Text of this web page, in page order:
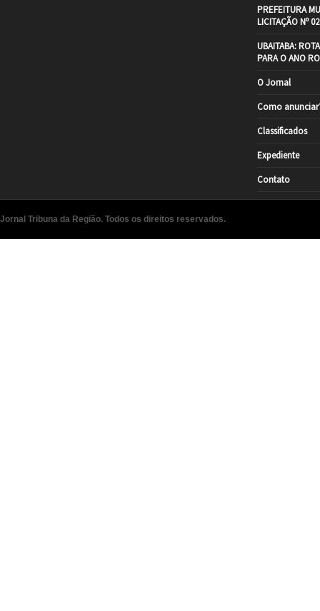
PREFEITURA
LICITAÇÃO Nº
UBAITABA:
PARA O ANO
O Jornal
Como
Classificados
Expediente
Contato
Jornal Tribuna da Região. Todos os direitos reservados.